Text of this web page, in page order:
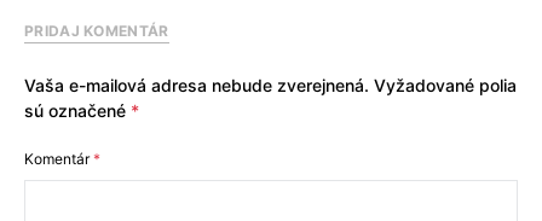
PRIDAJ KOMENTÁR
Vaša e-mailová adresa nebude zverejnená. Vyžadované polia
sú označené *
Komentár*